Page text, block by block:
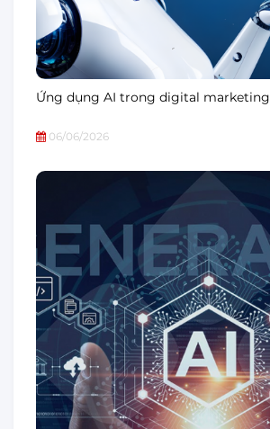
Ứng dụng AI trong digital marketing
06/06/2026